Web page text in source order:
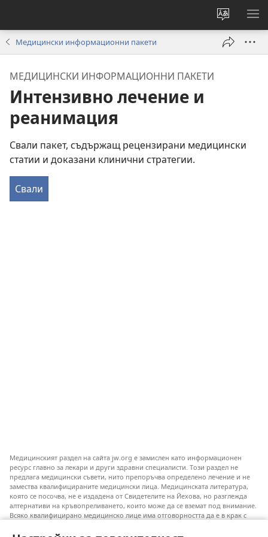
Смени
езика
на
Медицински информационни пакети
МЕДИЦИНСКИ ИНФОРМАЦИОННИ ПАКЕТИ
Интензивно лечение и
реанимация
Свали пакет, съдържащ рецензирани медицински
статии и доказани клинични стратегии.
Свали
Медицинският раздел на сайта jw.org е замислен като информационен
ресурс главно за лекари и други здравни специалисти. Този раздел не
предлага медицински съвети, нито препоръчва определено лечение и не
замества квалифицираните медицински лица. Медицинската литература,
която се посочва, не е издадена от Свидетелите на Йехова, но разглежда
алтернативи на кръвопреливането, които може да се вземат под внимание.
Всяко квалифицирано медицинско лице има отговорността да е в крак с
помага на пациентите си да направят избор съобразно техните